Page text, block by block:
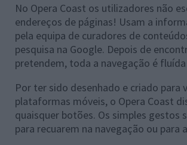
No Opera Coast os utilizadores não
endereços de páginas! Usam a
pela equipa de curadores de
pesquisa na Google. Depois de
pretendem, toda a navegação é fluída
Por ter sido desenhado e criado para
plataformas móveis, o Opera Coast
quaisquer botões. Os simples gestos
para recuarem na navegação ou para